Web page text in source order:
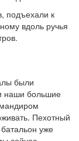
подъехали к
вдоль ручья
были
наши большие
Пехотный
уже